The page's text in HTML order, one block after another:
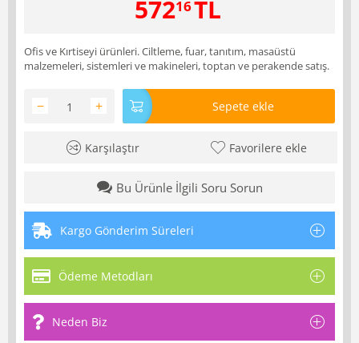
57216TL
Ofis ve Kırtiseyi ürünleri. Ciltleme, fuar, tanıtım, masaüstü
malzemeleri, sistemleri ve makineleri, toptan ve perakende satış.
+
− Sepete ekle
Karşılaştır Favorilere ekle
Bu Ürünle İlgili Soru Sorun
Kargo Gönderim Süreleri
Ödeme Metodları
Neden Biz